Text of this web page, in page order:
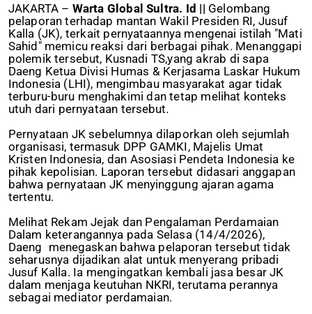
JAKARTA – Warta Global Sultra. Id || Gelombang
pelaporan terhadap mantan Wakil Presiden RI, Jusuf
Kalla (JK), terkait pernyataannya mengenai istilah "Mati
Sahid" memicu reaksi dari berbagai pihak. Menanggapi
polemik tersebut, Kusnadi TS,yang akrab di sapa
Daeng Ketua Divisi Humas & Kerjasama Laskar Hukum
Indonesia (LHI), mengimbau masyarakat agar tidak
terburu-buru menghakimi dan tetap melihat konteks
utuh dari pernyataan tersebut.
Pernyataan JK sebelumnya dilaporkan oleh sejumlah
organisasi, termasuk DPP GAMKI, Majelis Umat
Kristen Indonesia, dan Asosiasi Pendeta Indonesia ke
pihak kepolisian. Laporan tersebut didasari anggapan
bahwa pernyataan JK menyinggung ajaran agama
tertentu.
Melihat Rekam Jejak dan Pengalaman Perdamaian
Dalam keterangannya pada Selasa (14/4/2026),
Daeng menegaskan bahwa pelaporan tersebut tidak
seharusnya dijadikan alat untuk menyerang pribadi
Jusuf Kalla. Ia mengingatkan kembali jasa besar JK
dalam menjaga keutuhan NKRI, terutama perannya
sebagai mediator perdamaian.